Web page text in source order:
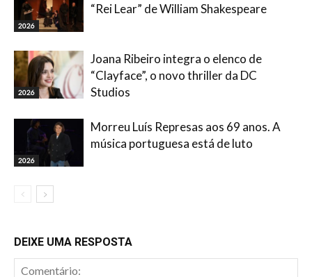
2026
“Rei Lear” de William Shakespeare
2026
Joana Ribeiro integra o elenco de
“Clayface”, o novo thriller da DC
Studios
2026
Morreu Luís Represas aos 69 anos. A
música portuguesa está de luto
DEIXE UMA RESPOSTA